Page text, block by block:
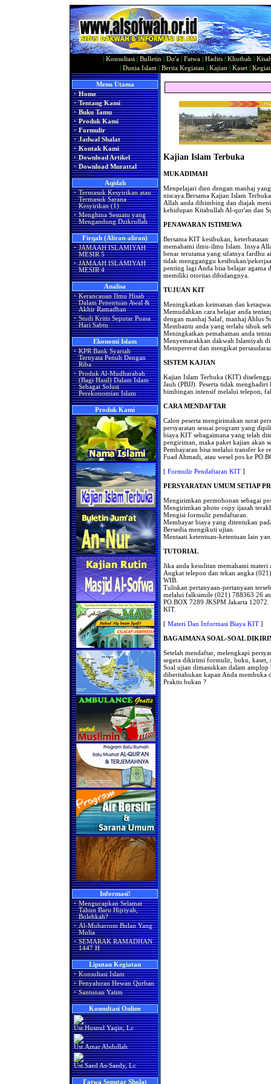
Konsultasi Bulletin Do'a Fatwa Hadits Khutbah
Dunia Islam Berita Kegiatan Kajian Kaset|
Menu Utama
· Home
· Tentang Kami
· Buku Tamu
· Produk Kami
· Formulir
· Jadwal Shalat
· Kontak Kami
· Download Artikel
· Download Murattal
Aqidah
· Termasuk Kesyirikan atau
Termasuk Sarana
Kesyirikan (1)
· Menghina Sesuatu yang
Mengandung Dzikrullah
Firqah (Aliran-aliran)
· JAMAAH ISLAMIYAH
MESIR 5
· JAMAAH ISLAMIYAH
MESIR 4
Analisa
· Kerancauan Ilmu Hisab
Dalam Penentuan Awal &
Akhir Ramadhan
· Studi Kritis Seputar Puasa
Hari Sabtu
Ekonomi Islam
· KPR Bank Syariah
Ternyata Penuh Dengan
Riba
· Produk Al-Mudharabah
(Bagi Hasil) Dalam Islam
Sebagai Solusi
Perekonomian Islam
Produk Kami
Informasi!
· Mengucapkan Selamat
Tahun Baru Hijriyah,
Bolehkah?
· Al-Muharrom Bulan Yang
Mulia
· SEMARAK RAMADHAN
1447 H
Liputan Kegiatan
· Konsultasi Islam
· Penyaluran Hewan Qurban
· Santunan Yatim
Konsultasi Online
Ust.Husnul Yaqin, Lc
Ust.Amar Abdullah
Ust.Saed As-Saedy, Lc
Fatwa Seputar Sholat
Kajian Islam Terbuka
MUKADIMAH
Menpelajari dien dengan manhaj
niscaya.Bersama Kajian Islam
Allah anda dibimbing dan diajak
kehidupan Kitabullah Al-qur'an dan
PENAWARAN ISTIMEWA
Bersama KIT kesibukan,
memahami ilmu-ilmu Islam. Insya
benar terutama yang sifatnya fardhu
tidak mengganggu kesibukan/
penting lagi Anda bisa belajar agama
memiliki otoritas dibidangnya.
TUJUAN KIT
Meningkatkan keimanan dan
Memudahkan cara belajar anda
dengan manhaj Salaf, manhaj Ahlus
Membantu anda yang terlalu sibuk
Meningkatkan pemahaman anda
Menyemarakkan dakwah Islamiyah
Mempererat dan mengikat
SISTEM KAJIAN
Kajian Islam Terbuka (KIT)
Jauh (PBJJ). Peserta tidak
bimbingan intensif melalui telepon,
CARA MENDAFTAR
Calon peserta mengirimakan surat
persyaratan sesuai program yang
biaya KIT sebagaimana yang telah
pengiriman, maka paket kajian akan
Pembayaran bisa melalui transfer ke
Fuad Ahmadi, atau wesel pos ke
[ Formulir Pendaftaran KIT ]
PERSYARATAN UMUM SETIAP
Mengirimkan permohonan sebagai
Mengirimkan photo copy ijazah
Mengisi formulir pendaftaran.
Membayar biaya yang ditentukan
Bersedia mengikuti ujian.
Mentaati ketentuan-ketentuan lain
TUTORIAL
Jika anda kesulitan memahami
Angkat telepon dan tekan angka
WIB.
Tuliskan pertanyaan-pertanyaan
melalui falksimile (021) 788363 26
PO.BOX 7289 JKSPM Jakarta
KIT.
[ Materi Dan Informasi Biaya KIT ]
BAGAIMANA SOAL-SOAL
Setelah mendaftar, melengkapi
segera dikirimi formulir, buku, kaset,
Soal ujian dimasukkan dalam amplop
diberitahukan kapan Anda membuka
Praktis bukan ?